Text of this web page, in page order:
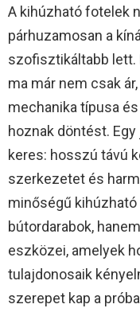
A kihúzható fotelek
párhuzamosan a
szofisztikáltabb lett.
ma már nem csak
mechanika típusa
hoznak döntést.
keres: hosszú távú
szerkezetet és
minőségű
bútordarabok,
eszközei, amelyek
tulajdonosaik
szerepet kap a